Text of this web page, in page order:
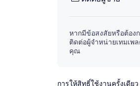
หากมีข้อสงสัยหรือต้อง
ติดต่อผู้จำหน่ายเทมเพ
คุณ
การให้สิทธิ์ใช้งานครั้งเดียว